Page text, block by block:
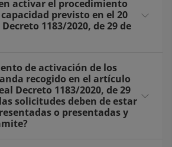
activar el procedimiento
previsto en el 20
1183/2020, de 29 de
de activación de los
recogido en el artículo
Decreto 1183/2020, de 29
solicitudes deben de estar
o presentadas y